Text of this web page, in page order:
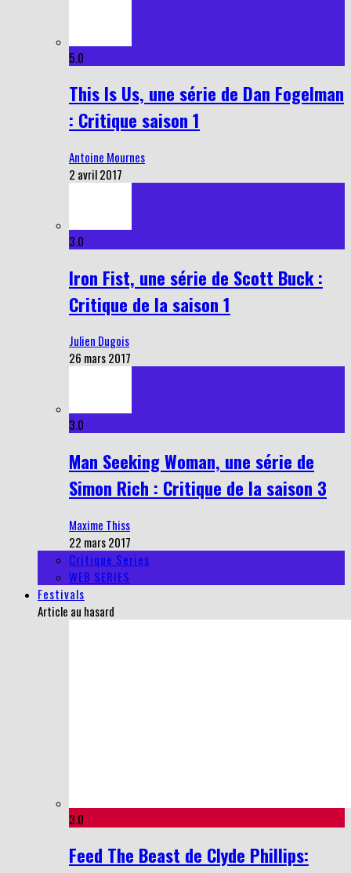
5.0
This Is Us, une série de Dan Fogelman
: Critique saison 1
Antoine Mournes
2 avril 2017
3.0
Iron Fist, une série de Scott Buck :
Critique de la saison 1
Julien Dugois
26 mars 2017
3.0
Man Seeking Woman, une série de
Simon Rich : Critique de la saison 3
Maxime Thiss
22 mars 2017
Critique Series
WEB SERIES
Festivals
Article au hasard
3.0
Feed The Beast de Clyde Phillips: